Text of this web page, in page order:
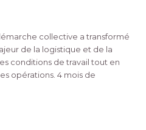
collective a transformé
de la logistique et de la
conditions de travail tout en
opérations. 4 mois de